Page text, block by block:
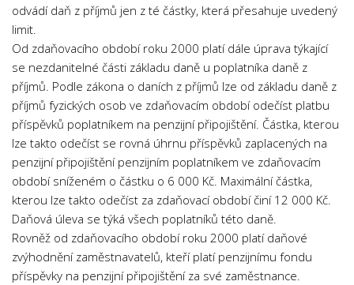
Management
Němčina
Občanská nauka
Pedagogika
Právo
Psychologie a Sociologie
Společenské vědy
Technika
Účetnictví
Zdravotnictví
odvádí daň z příjmů jen z té částky, která přesahuje uvedený
limit.
Od zdaňovacího období roku 2000 platí dále úprava týkající
se nezdanitelné části základu daně u poplatníka daně z
příjmů. Podle zákona o daních z příjmů lze od základu daně z
příjmů fyzických osob ve zdaňovacím období odečíst platbu
příspěvků poplatníkem na penzijní připojištění. Částka, kterou
lze takto odečíst se rovná úhrnu příspěvků zaplacených na
penzijní připojištění penzijním poplatníkem ve zdaňovacím
období sníženém o částku o 6 000 Kč. Maximální částka,
kterou lze takto odečíst za zdaňovací období činí 12 000 Kč.
Daňová úleva se týká všech poplatníků této daně.
Rovněž od zdaňovacího období roku 2000 platí daňové
zvýhodnění zaměstnavatelů, kteří platí penzijnímu fondu
příspěvky na penzijní připojištění za své zaměstnance.